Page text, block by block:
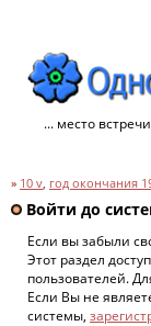
... место
» 10 v, год окончания
Войти до
Если вы забыли
Этот раздел
пользователей.
Если Вы не
системы,